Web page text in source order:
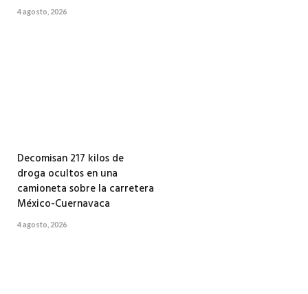
4 agosto, 2026
Decomisan 217 kilos de
droga ocultos en una
camioneta sobre la carretera
México-Cuernavaca
4 agosto, 2026